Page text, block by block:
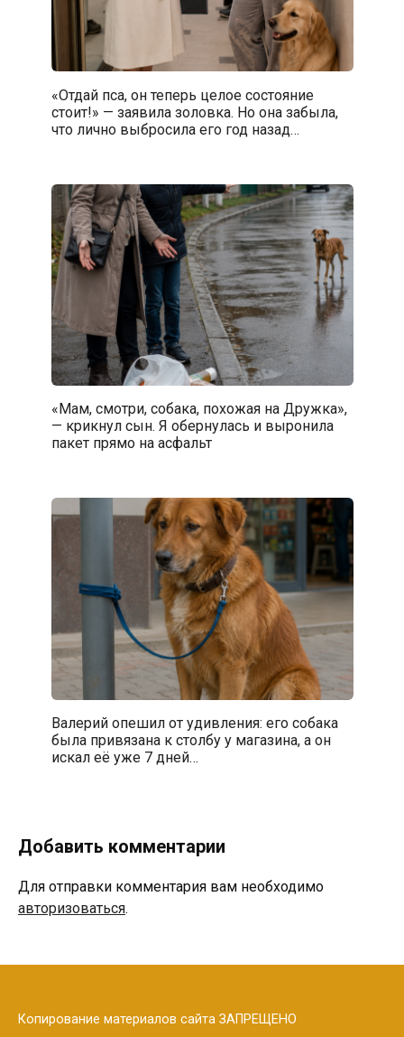
«Отдай пса, он теперь целое состояние
стоит!» — заявила золовка. Но она забыла,
что лично выбросила его год назад…
«Мам, смотри, собака, похожая на Дружка»,
— крикнул сын. Я обернулась и выронила
пакет прямо на асфальт
Валерий опешил от удивления: его собака
была привязана к столбу у магазина, а он
искал её уже 7 дней…
Добавить комментарии
Для отправки комментария вам необходимо
авторизоваться.
Копирование материалов сайта ЗАПРЕЩЕНО